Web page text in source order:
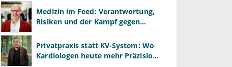
Medizin im Feed: Verantwortung,
Risiken und der Kampf gegen
Privatpraxis statt KV-System: Wo
Kardiologen heute mehr Präzision